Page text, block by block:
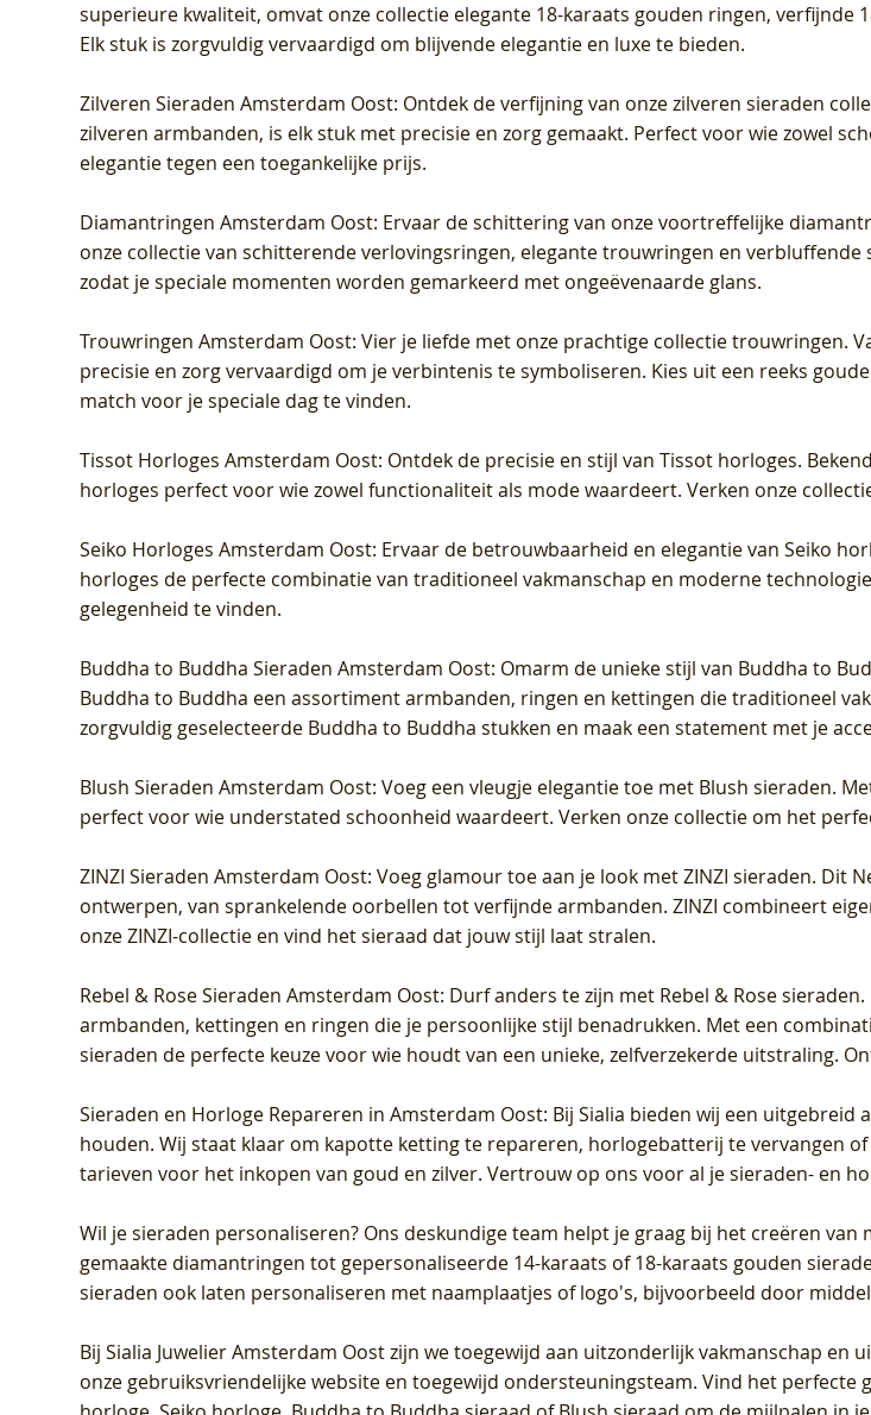
superieure kwaliteit, omvat onze collectie elegante 18-karaats gouden ringen,
Elk stuk is zorgvuldig vervaardigd om blijvende elegantie en luxe te bieden.
Zilveren Sieraden Amsterdam Oost: Ontdek de verfijning van onze zilveren sieraden
zilveren armbanden, is elk stuk met precisie en zorg gemaakt. Perfect voor wie zowel
elegantie tegen een toegankelijke prijs.
Diamantringen Amsterdam Oost: Ervaar de schittering van onze voortreffelijke
onze collectie van schitterende verlovingsringen, elegante trouwringen en
zodat je speciale momenten worden gemarkeerd met ongeëvenaarde glans.
Trouwringen Amsterdam Oost: Vier je liefde met onze prachtige collectie trouwringen.
precisie en zorg vervaardigd om je verbintenis te symboliseren. Kies uit een reeks
match voor je speciale dag te vinden.
Tissot Horloges Amsterdam Oost: Ontdek de precisie en stijl van Tissot horloges.
horloges perfect voor wie zowel functionaliteit als mode waardeert. Verken onze
Seiko Horloges Amsterdam Oost: Ervaar de betrouwbaarheid en elegantie van Seiko
horloges de perfecte combinatie van traditioneel vakmanschap en moderne
gelegenheid te vinden.
Buddha to Buddha Sieraden Amsterdam Oost: Omarm de unieke stijl van Buddha to
Buddha to Buddha een assortiment armbanden, ringen en kettingen die traditioneel
zorgvuldig geselecteerde Buddha to Buddha stukken en maak een statement met je
Blush Sieraden Amsterdam Oost: Voeg een vleugje elegantie toe met Blush sieraden.
perfect voor wie understated schoonheid waardeert. Verken onze collectie om het
ZINZI Sieraden Amsterdam Oost: Voeg glamour toe aan je look met ZINZI sieraden. Dit
ontwerpen, van sprankelende oorbellen tot verfijnde armbanden. ZINZI combineert
onze ZINZI-collectie en vind het sieraad dat jouw stijl laat stralen.
Rebel & Rose Sieraden Amsterdam Oost: Durf anders te zijn met Rebel & Rose
armbanden, kettingen en ringen die je persoonlijke stijl benadrukken. Met een
sieraden de perfecte keuze voor wie houdt van een unieke, zelfverzekerde uitstraling.
Sieraden en Horloge Repareren in Amsterdam Oost: Bij Sialia bieden wij een
houden. Wij staat klaar om kapotte ketting te repareren, horlogebatterij te vervangen
tarieven voor het inkopen van goud en zilver. Vertrouw op ons voor al je sieraden- en
Wil je sieraden personaliseren? Ons deskundige team helpt je graag bij het creëren
gemaakte diamantringen tot gepersonaliseerde 14-karaats of 18-karaats gouden
sieraden ook laten personaliseren met naamplaatjes of logo's, bijvoorbeeld door
BijSialia Juwelier Amsterdam Oostzijn we toegewijd aan uitzonderlijk vakmanschap en
onze gebruiksvriendelijke website en toegewijd ondersteuningsteam. Vind het